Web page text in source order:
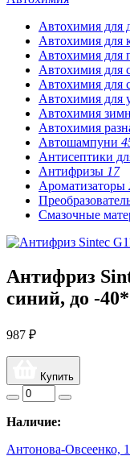
Автохимия для
Автохимия для
Автохимия для
Автохимия для
Автохимия для
Автохимия для
Автохимия
Автохимия
Автошампуни
Антисептики
Антифризы 17
Ароматизаторы
Смазочные
Антифриз
синий, до -
987 ₽
Купить
Наличие:
Антонова-Овсеенко,